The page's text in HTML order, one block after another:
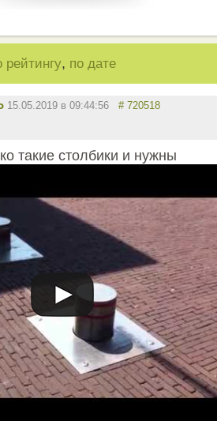
рейтингу, по дате
15.05.2019 в 09:44:56 # 720518
такие столбики и нужны